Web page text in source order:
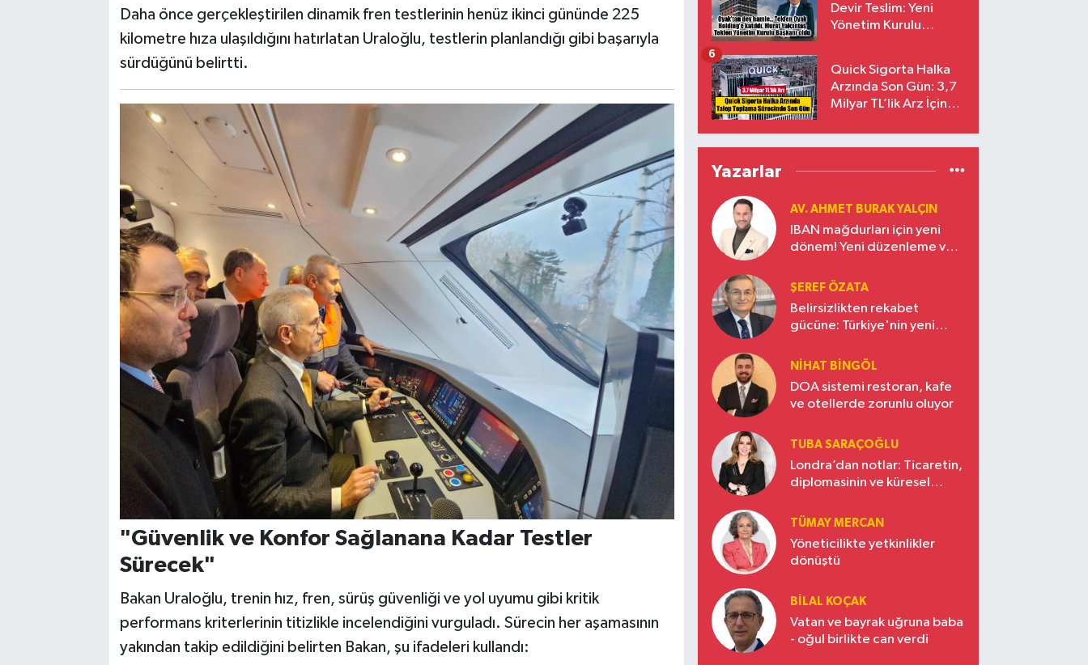
Daha önce gerçekleştirilen dinamik fren testlerinin henüz ikinci gününde 225
kilometre hıza ulaşıldığını hatırlatan Uraloğlu, testlerin planlandığı gibi başarıyla
sürdüğünü belirtti.
"Güvenlik ve Konfor Sağlanana Kadar Testler
Sürecek"
Bakan Uraloğlu, trenin hız, fren, sürüş güvenliği ve yol uyumu gibi kritik
performans kriterlerinin titizlikle incelendiğini vurguladı. Sürecin her aşamasının
yakından takip edildiğini belirten Bakan, şu ifadeleri kullandı:
Devir Teslim: Yeni
Yönetim Kurulu
Quick Sigorta Halka
Arzında Son Gün: 3,7
Milyar TL’lik Arz İçin
Eriyor
6
Yazarlar
AV. AHMET BURAK YALÇIN
IBAN mağdurları için yeni
dönem! Yeni düzenleme ve
ŞEREF ÖZATA
Belirsizlikten rekabet
gücüne: Türkiye'nin yeni
NIHAT BINGÖL
DOA sistemi restoran, kafe
ve otellerde zorunlu oluyor
TUBA SARAÇOĞLU
Londra’dan notlar: Ticaretin,
diplomasinin ve küresel
Türkiye’nin yükselen gücü
TÜMAY MERCAN
Yöneticilikte yetkinlikler
dönüştü
BILAL KOÇAK
Vatan ve bayrak uğruna baba
- oğul birlikte can verdi